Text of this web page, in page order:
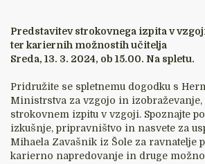
Predstavitev strokovnega izpita v
ter kariernih možnostih učitelja
Sreda, 13. 3. 2024, ob 15.00. Na spletu.
Pridružite se spletnemu dogodku s
Ministrstva za vzgojo in
strokovnem izpitu v vzgoji. Spoznajte
izkušnje, pripravništvo in nasvete za
Mihaela Zavašnik iz Šole za ravnatelje
karierno napredovanje in druge